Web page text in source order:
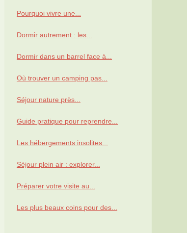
Pourquoi vivre une...
Dormir autrement : les...
Dormir dans un barrel face à...
Où trouver un camping pas...
Séjour nature près...
Guide pratique pour reprendre...
Les hébergements insolites...
Séjour plein air : explorer...
Préparer votre visite au...
Les plus beaux coins pour des...